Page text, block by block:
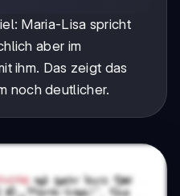
Maria-Lisa spricht
aber im
ihm. Das zeigt das
noch deutlicher.